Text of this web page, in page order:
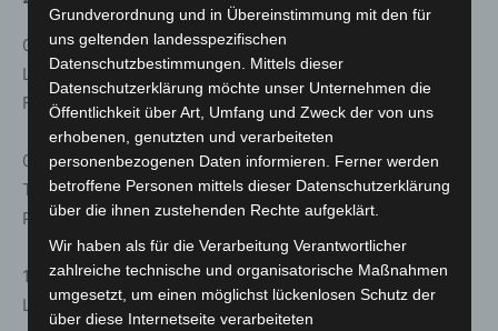
09.02.2026
Lesung mit Katy Karrenbauer – „Das Leben ist kein
Fischfurz“
02.03.2026
Talkabend mit Thomas Ian Nicholas – 25 Jahre „American
Pie“
13.04.2026
Lesung mit Tom Wlaschiha – „Der talentierte Mr. Ripley“
Grundverordnung und in Übereinstimmung mit den für
uns geltenden landesspezifischen
Datenschutzbestimmungen. Mittels dieser
Datenschutzerklärung möchte unser Unternehmen die
Öffentlichkeit über Art, Umfang und Zweck der von uns
erhobenen, genutzten und verarbeiteten
personenbezogenen Daten informieren. Ferner werden
betroffene Personen mittels dieser Datenschutzerklärung
über die ihnen zustehenden Rechte aufgeklärt.
Wir haben als für die Verarbeitung Verantwortlicher
zahlreiche technische und organisatorische Maßnahmen
umgesetzt, um einen möglichst lückenlosen Schutz der
über diese Internetseite verarbeiteten